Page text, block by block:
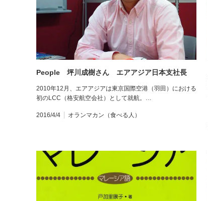
People 坪川成樹さん エアアジア日本支社長
2010年12月、エアアジアは東京国際空港（羽田）における
初のLCC（格安航空会社）として就航。…
2016/4/4 オランマカン（食べる人）